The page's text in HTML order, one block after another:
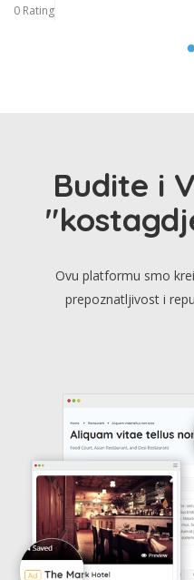
0 Rating
Budite i
Ovu platformu smo
prepoznatljivost i